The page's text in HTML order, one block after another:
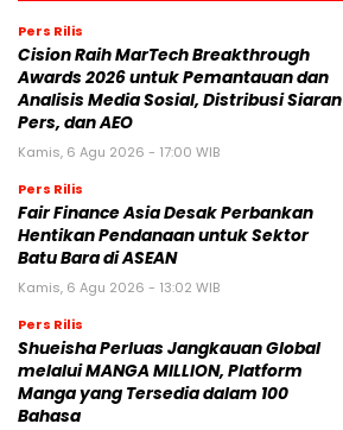
Pers Rilis
Cision Raih MarTech Breakthrough
Awards 2026 untuk Pemantauan dan
Analisis Media Sosial, Distribusi Siaran
Pers, dan AEO
Kamis, 6 Agu 2026 - 17:00 WIB
Pers Rilis
Fair Finance Asia Desak Perbankan
Hentikan Pendanaan untuk Sektor
Batu Bara di ASEAN
Kamis, 6 Agu 2026 - 13:02 WIB
Pers Rilis
Shueisha Perluas Jangkauan Global
melalui MANGA MILLION, Platform
Manga yang Tersedia dalam 100
Bahasa